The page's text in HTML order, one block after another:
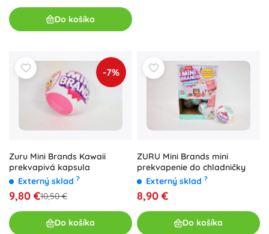
Do košíka
-7%
Zuru Mini Brands Kawaii
prekvapivá kapsula
Externý sklad ?
9,80 €10,50 €
Do košíka
ZURU Mini Brands mini
prekvapenie do chladničky
Externý sklad ?
8,90 €
Do košíka